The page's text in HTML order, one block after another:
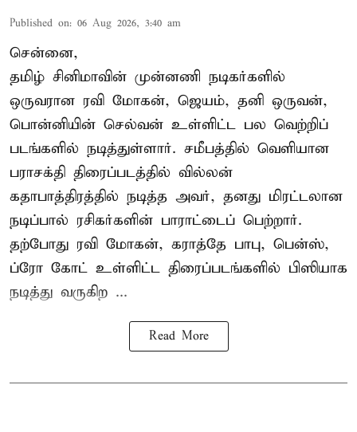
Published on: 06 Aug 2026, 3:40 am
சென்னை,
தமிழ் சினிமாவின் முன்னணி நடிகர்களில்
ஒருவரான ரவி மோகன், ஜெயம், தனி ஒருவன்,
பொன்னியின் செல்வன் உள்ளிட்ட பல வெற்றிப்
படங்களில் நடித்துள்ளார். சமீபத்தில் வெளியான
பராசக்தி திரைப்படத்தில் வில்லன்
கதாபாத்திரத்தில் நடித்த அவர், தனது மிரட்டலான
நடிப்பால் ரசிகர்களின் பாராட்டைப் பெற்றார்.
தற்போது ரவி மோகன், கராத்தே பாபு, பென்ஸ்,
ப்ரோ கோட் உள்ளிட்ட திரைப்படங்களில் பிஸியாக
நடித்து வருகிற ...
Read More